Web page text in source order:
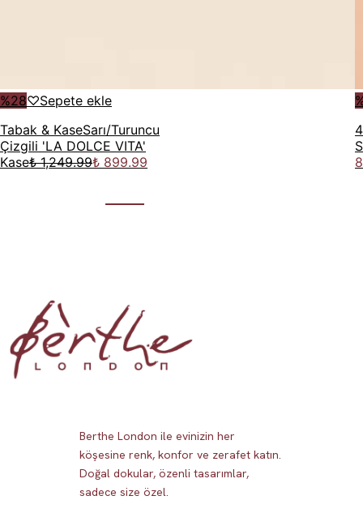
%28♡Sepete ekle
Tabak & KaseSarı/Turuncu
Çizgili 'LA DOLCE VITA'
Kase₺ 1,249.99₺ 899.99
Berthe London ile evinizin her
köşesine renk, konfor ve zerafet katın.
Doğal dokular, özenli tasarımlar,
sadece size özel.